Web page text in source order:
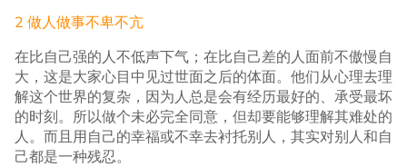
2 做人做事不卑不亢
在比自己强的人不低声下气；在比自己差的人面前不傲慢自
大，这是大家心目中见过世面之后的体面。他们从心理去理
解这个世界的复杂，因为人总是会有经历最好的、承受最坏
的时刻。所以做个未必完全同意，但却要能够理解其难处的
人。而且用自己的幸福或不幸去衬托别人，其实对别人和自
己都是一种残忍。